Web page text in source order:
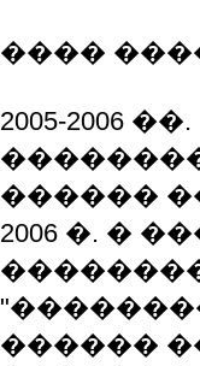
����
2005-2006
������
2006 �. �
������